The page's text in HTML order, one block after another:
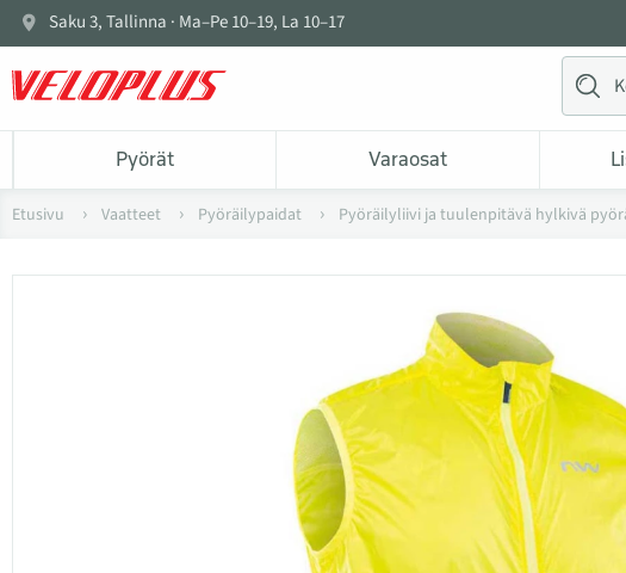
Saku 3, Tallinna · Ma–Pe 10–19, La 10–17
Pyörät Varaosat
Etusivu Vaatteet Pyöräilypaidat Pyöräilyliivi ja tuulenpitävä hylkivä